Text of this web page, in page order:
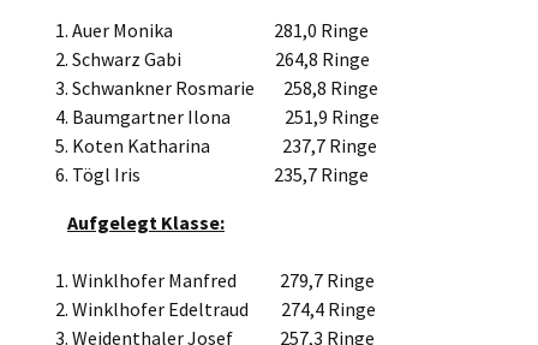
Auer Monika 281,0 Ringe
Schwarz Gabi 264,8 Ringe
Schwankner Rosmarie 258,8 Ringe
Baumgartner Ilona 251,9 Ringe
Koten Katharina 237,7 Ringe
Tögl Iris 235,7 Ringe
Aufgelegt Klasse:
Winklhofer Manfred 279,7 Ringe
Winklhofer Edeltraud 274,4 Ringe
Weidenthaler Josef 257,3 Ringe